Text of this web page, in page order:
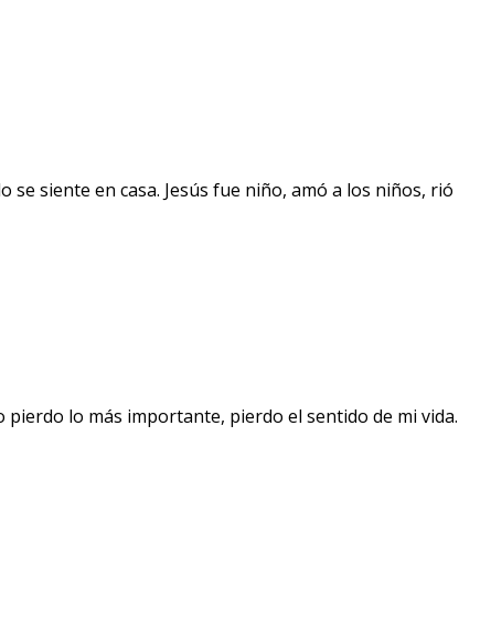
se siente en casa. Jesús fue niño, amó a los niños, rió
lo más importante, pierdo el sentido de mi vida.